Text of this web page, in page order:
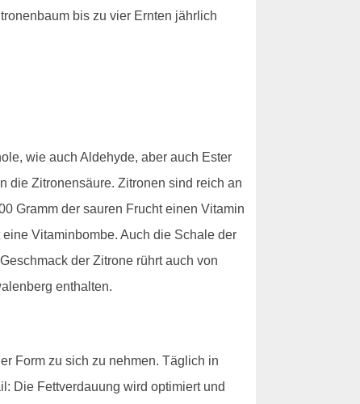
bis zu vier Ernten jährlich
wie auch Aldehyde, aber auch Ester
die Zitronensäure. Zitronen sind reich an
Gramm der sauren Frucht einen Vitamin
Vitaminbombe. Auch die Schale der
der Zitrone rührt auch von
enthalten.
Form zu sich zu nehmen. Täglich in
Die Fettverdauung wird optimiert und